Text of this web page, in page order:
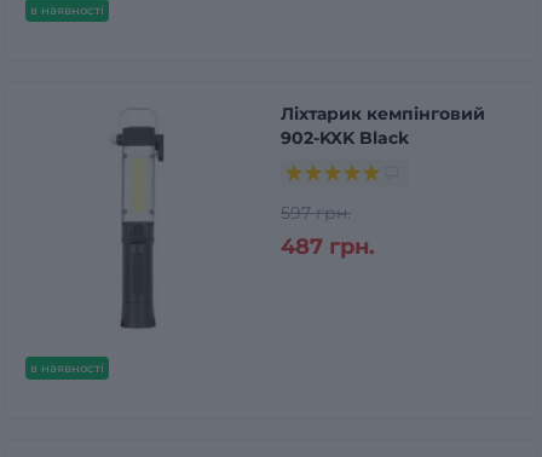
в наявності
в наявності
Ліхтарик кемпінговий
902-KXK Black
597 грн.
487 грн.